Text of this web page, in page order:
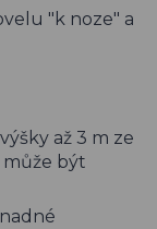
"k noze" a
až 3 m ze
může být